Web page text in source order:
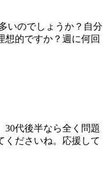
いのでしょうか？自分
想的ですか？週に何回
代後半なら全く問題
くださいね。応援して